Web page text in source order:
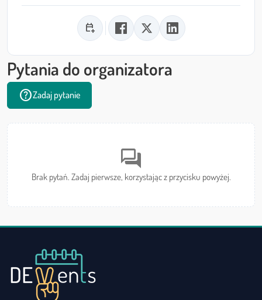
calendar_add_on
Pytania do organizatora
helpZadaj pytanie
forum
Brak pytań. Zadaj pierwsze, korzystając z przycisku powyżej.